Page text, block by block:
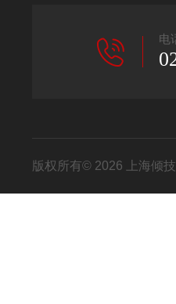
电
版权所有© 2026 上海倾